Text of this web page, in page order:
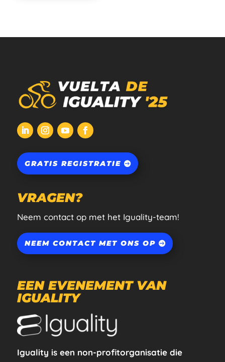
GRATIS REGISTRATIE
VRAGEN?
Neem contact op met het Iguality-team!
NEEM CONTACT MET ONS OP
EEN EVENEMENT VAN
IGUALITY
Iguality is een non-profitorganisatie die